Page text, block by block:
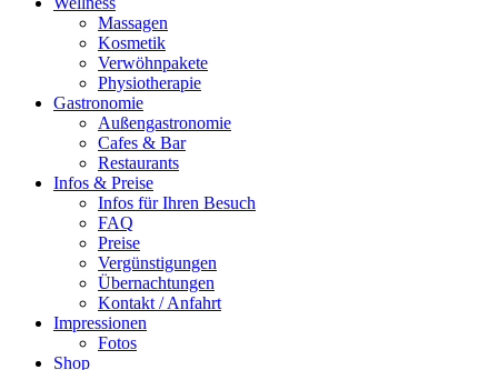
Massagen
Kosmetik
Verwöhnpakete
Physiotherapie
Gastronomie
Außengastronomie
Cafes & Bar
Restaurants
Infos & Preise
Infos für Ihren Besuch
FAQ
Preise
Vergünstigungen
Übernachtungen
Kontakt / Anfahrt
Impressionen
Fotos
Shop